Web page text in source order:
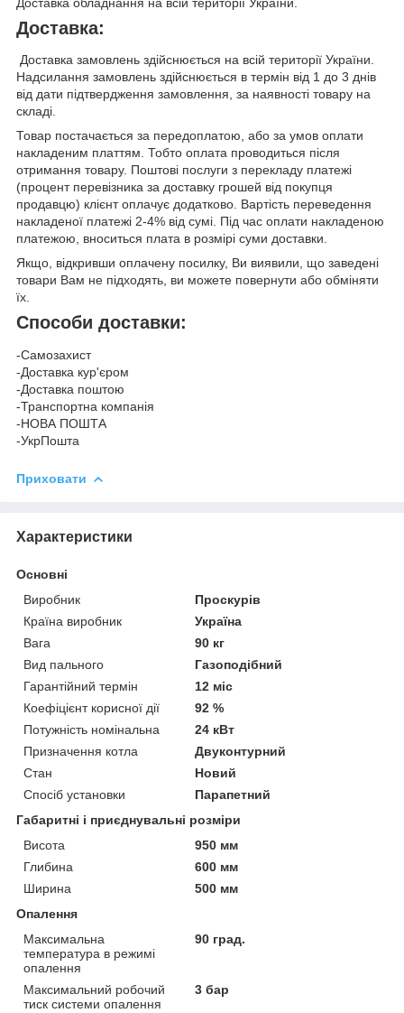
Доставка:
Доставка замовлень здійснюється на всій території України.
Надсилання замовлень здійснюється в термін від 1 до 3 днів
від дати підтвердження замовлення, за наявності товару на
складі.
Товар постачається за передоплатою, або за умов оплати
накладеним платтям. Тобто оплата проводиться після
отримання товару. Поштові послуги з перекладу платежі
(процент перевізника за доставку грошей від покупця
продавцю) клієнт оплачує додатково. Вартість переведення
накладеної платежі 2-4% від сумі. Під час оплати накладеною
платежою, вноситься плата в розмірі суми доставки.
Якщо, відкривши оплачену посилку, Ви виявили, що заведені
товари Вам не підходять, ви можете повернути або обміняти
їх.
Способи доставки:
-Самозахист
-Доставка кур'єром
-Доставка поштою
-Транспортна компанія
-НОВА ПОШТА
-УкрПошта
Приховати
Характеристики
Основні
Виробник
Проскурів
Країна виробник
Україна
Вага
90 кг
Вид пального
Газоподібний
Гарантійний термін
12 міс
Коефіцієнт корисної дії
92 %
Потужність номінальна
24 кВт
Призначення котла
Двуконтурний
Стан
Новий
Спосіб установки
Парапетний
Габаритні і приєднувальні розміри
Висота
950 мм
Глибина
600 мм
Ширина
500 мм
Опалення
Максимальна
температура в режимі
опалення
90 град.
Максимальний робочий
тиск системи опалення
3 бар